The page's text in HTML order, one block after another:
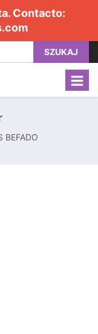
Contacto:
SZUKAJ
BEFADO